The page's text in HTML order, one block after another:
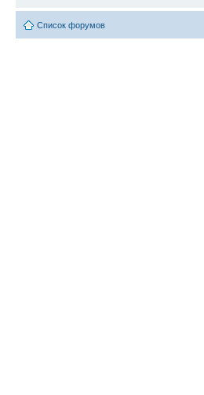
Список форумов